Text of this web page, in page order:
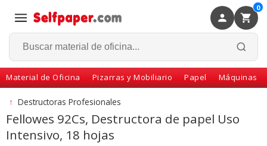
0
Material de Oficina Pizarras y Mobiliario Papel Máquinas
Volver
↑ Destructoras Profesionales
Fellowes 92Cs, Destructora de papel Uso
Intensivo, 18 hojas